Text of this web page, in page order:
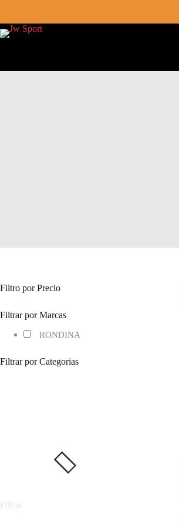
content
Filtro por Precio
Filtrar por Marcas
RONDINA
Filtrar por Categorias